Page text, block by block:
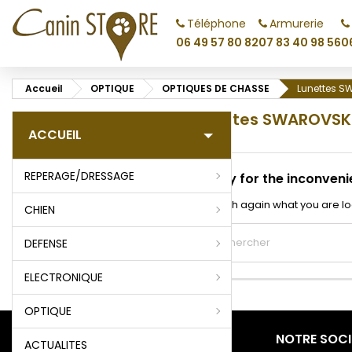
Téléphone
06 49 57 80 82
Armurerie
07 83 40 98 56
Accueil OPTIQUE OPTIQUES DE CHASSE Lunettes
ACCUEIL
REPERAGE/DRESSAGE
CHIEN
DEFENSE
ELECTRONIQUE
OPTIQUE
ACTUALITES
Lunettes
Sorry for the
Search again what you are
PRODUITS NOTRE
add_circle_outline